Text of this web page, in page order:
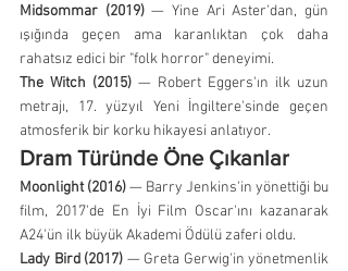
Midsommar (2019) — Yine Ari Aster'dan, gün
ışığında geçen ama karanlıktan çok daha
rahatsız edici bir "folk horror" deneyimi.
The Witch (2015) — Robert Eggers'ın ilk uzun
metrajı, 17. yüzyıl Yeni İngiltere'sinde geçen
atmosferik bir korku hikayesi anlatıyor.
Dram Türünde Öne Çıkanlar
Moonlight (2016) — Barry Jenkins'in yönettiği bu
film, 2017'de En İyi Film Oscar'ını kazanarak
A24'ün ilk büyük Akademi Ödülü zaferi oldu.
Lady Bird (2017) — Greta Gerwig'in yönetmenlik